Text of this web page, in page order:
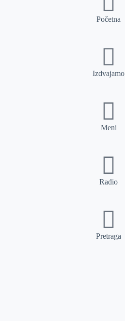
Početna
Izdvajamo
Meni
Radio
Pretraga